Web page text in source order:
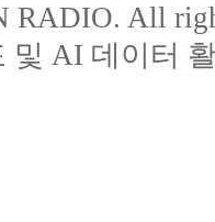
RADIO. All
및 AI 데이터